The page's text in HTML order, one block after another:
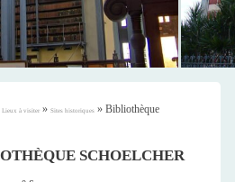
Lieux à visiter » Sites historiques » Bibliothèque
SCHOELCHER